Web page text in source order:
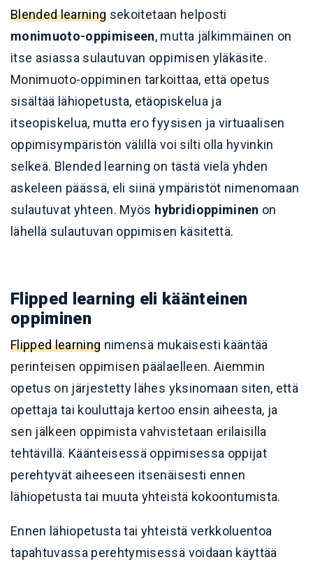
Blended learning sekoitetaan helposti
monimuoto-oppimiseen, mutta jälkimmäinen on
itse asiassa sulautuvan oppimisen yläkäsite.
Monimuoto-oppiminen tarkoittaa, että opetus
sisältää lähiopetusta, etäopiskelua ja
itseopiskelua, mutta ero fyysisen ja virtuaalisen
oppimisympäristön välillä voi silti olla hyvinkin
selkeä. Blended learning on tästä vielä yhden
askeleen päässä, eli siinä ympäristöt nimenomaan
sulautuvat yhteen. Myös hybridioppiminen on
lähellä sulautuvan oppimisen käsitettä.
Flipped learning eli käänteinen
oppiminen
Flipped learning nimensä mukaisesti kääntää
perinteisen oppimisen päälaelleen. Aiemmin
opetus on järjestetty lähes yksinomaan siten, että
opettaja tai kouluttaja kertoo ensin aiheesta, ja
sen jälkeen oppimista vahvistetaan erilaisilla
tehtävillä. Käänteisessä oppimisessa oppijat
perehtyvät aiheeseen itsenäisesti ennen
lähiopetusta tai muuta yhteistä kokoontumista.
Ennen lähiopetusta tai yhteistä verkkoluentoa
tapahtuvassa perehtymisessä voidaan käyttää